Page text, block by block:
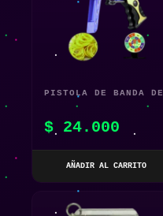
PISTOLA DE BANDA DE
$ 24.000
AÑADIR AL CARRITO